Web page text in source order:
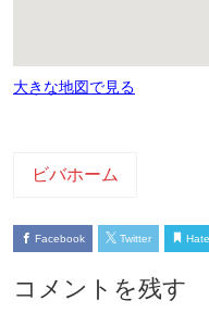
大きな地図で見る
ビバホーム
Facebook Twitter
コメントを残す